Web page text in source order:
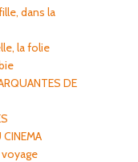
dans la
la folie
DE
CINEMA